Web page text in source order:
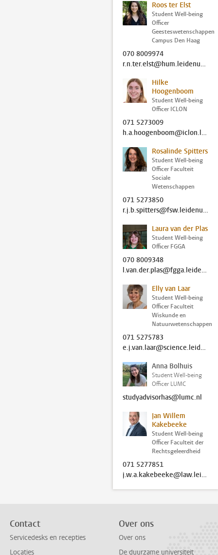
Roos ter Elst
Student Well-being
Officer
Geesteswetenschappen
Campus Den Haag
070 8009974
r.n.ter.elst@hum.leidenuniv.nl
Hilke
Hoogenboom
Student Well-being
Officer ICLON
071 5273009
h.a.hoogenboom@iclon.leidenuniv.nl
Rosalinde Spitters
Student Well-being
Officer Faculteit
Sociale
Wetenschappen
071 5273850
r.j.b.spitters@fsw.leidenuniv.nl
Laura van der Plas
Student Well-being
Officer FGGA
070 8009348
l.van.der.plas@fgga.leidenuniv.nl
Elly van Laar
Student Well-being
Officer Faculteit
Wiskunde en
Natuurwetenschappen
071 5275783
e.j.van.laar@science.leidenuniv.nl
Anna Bolhuis
Student Well-being
Officer LUMC
studyadvisorhas@lumc.nl
Jan Willem
Kakebeeke
Student Well-being
Officer Faculteit der
Rechtsgeleerdheid
071 5277851
j.w.a.kakebeeke@law.leidenuniv.nl
Contact
Servicedesks en recepties
Locaties
Over ons
Over ons
De duurzame universiteit